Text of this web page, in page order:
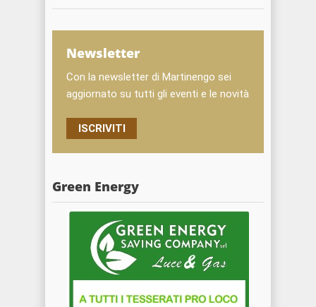
Newsletter
Con la newsletter di Martinengo sei
aggiornato su tutti gli eventi e le novità
ISCRIVITI
Green Energy